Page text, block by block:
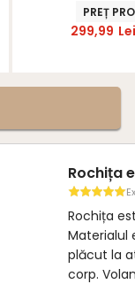
PREȚ
299,99
Rochița
Rochița
Materialul
plăcut la
corp.